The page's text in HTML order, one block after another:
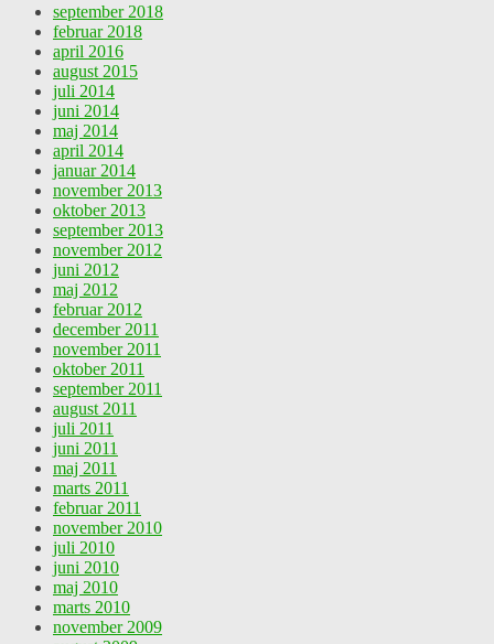
september 2018
februar 2018
april 2016
august 2015
juli 2014
juni 2014
maj 2014
april 2014
januar 2014
november 2013
oktober 2013
september 2013
november 2012
juni 2012
maj 2012
februar 2012
december 2011
november 2011
oktober 2011
september 2011
august 2011
juli 2011
juni 2011
maj 2011
marts 2011
februar 2011
november 2010
juli 2010
juni 2010
maj 2010
marts 2010
november 2009